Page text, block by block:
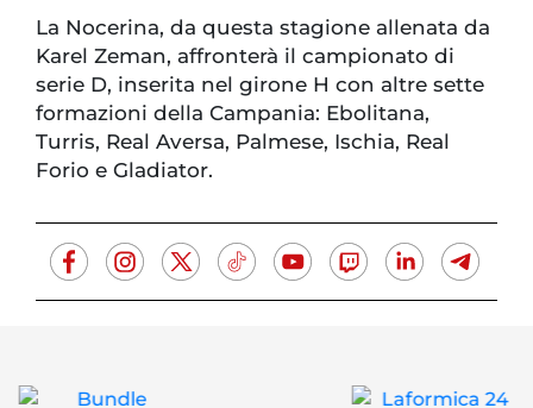
La Nocerina, da questa stagione allenata da
Karel Zeman, affronterà il campionato di
serie D, inserita nel girone H con altre sette
formazioni della Campania: Ebolitana,
Turris, Real Aversa, Palmese, Ischia, Real
Forio e Gladiator.